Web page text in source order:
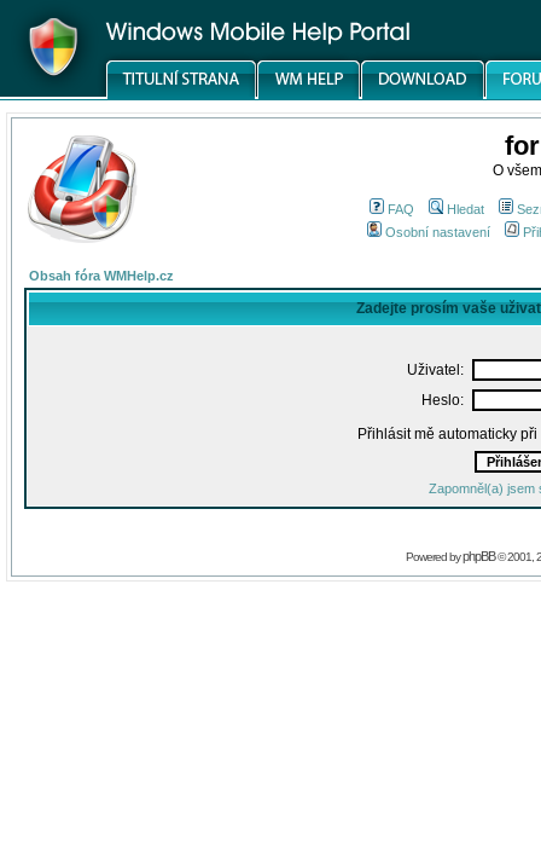
O
FAQ Hledat
Osobní nastavení
Obsah fóra WMHelp.cz
Zadejte prosím vaše
Uživatel:
Heslo:
Přihlásit mě automaticky
Zapomněl(a) jsem
Powered byphpBB© 2001,